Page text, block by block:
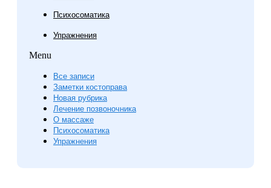
Психосоматика
Упражнения
Menu
Все записи
Заметки костоправа
Новая рубрика
Лечение позвоночника
О массаже
Психосоматика
Упражнения